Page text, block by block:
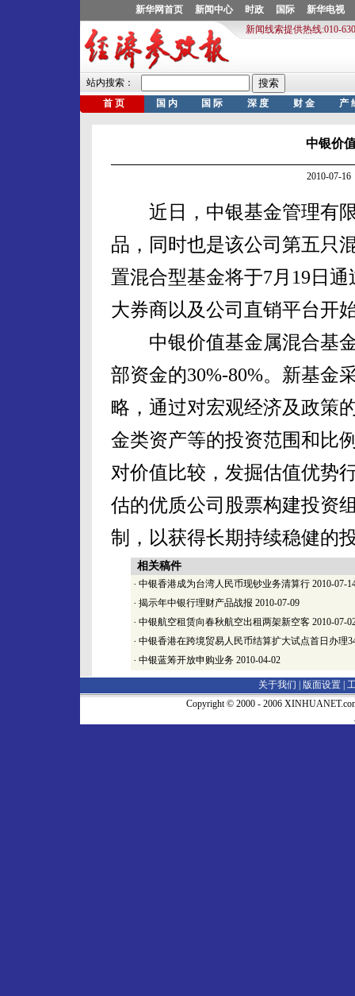
中银价
2010-07-
近日，中银基金管理有限
品，同时也是该公司第五
置混合型基金将于7月19日
大券商以及公司直销平台开
中银价值基金属混合基金
部资金的30%-80%。新基金
略，通过对宏观经济及政策
金类资产等的投资范围和比
对价值比较，发掘估值优势
估的优质公司股票构建投资
制，以获得长期持续稳健的
相关稿件
· 中银香港成为台湾人民币现钞业务清算行 2010-07-
· 揭示年中银行理财产品战报 2010-07-09
· 中银航空租赁向春秋航空出租两架新空客 2010-07-
· 中银香港在跨境贸易人民币结算扩大试点首日办理
· 中银蓝筹开放申购业务 2010-04-02
关于我们 | 版面设置
Copyright © 2000 - 2006